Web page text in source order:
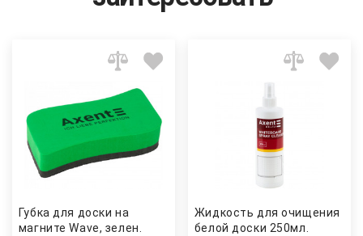
Губка для доски на
магните Wave, зелен.
Жидкость для очищения
белой доски 250мл.